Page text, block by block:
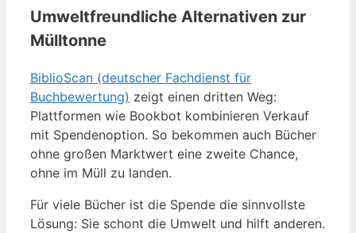
Umweltfreundliche Alternativen zur
Mülltonne
BiblioScan (deutscher Fachdienst für
Buchbewertung) zeigt einen dritten Weg:
Plattformen wie Bookbot kombinieren Verkauf
mit Spendenoption. So bekommen auch Bücher
ohne großen Marktwert eine zweite Chance,
ohne im Müll zu landen.
Für viele Bücher ist die Spende die sinnvollste
Lösung: Sie schont die Umwelt und hilft anderen.